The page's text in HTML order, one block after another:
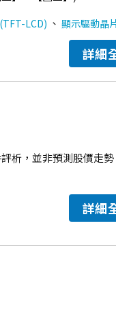
LCD) 、 顯示驅動晶
詳細
析，並非預測股價走
詳細